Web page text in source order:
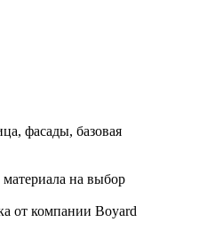
фасады, базовая
на выбор
от компании Boyard